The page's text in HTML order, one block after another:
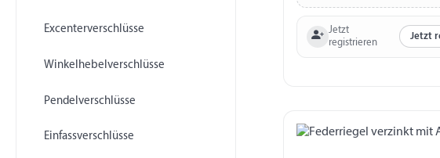
Excenterverschlüsse
Winkelhebelverschlüsse
Pendelverschlüsse
Einfassverschlüsse
Jetzt
registrieren